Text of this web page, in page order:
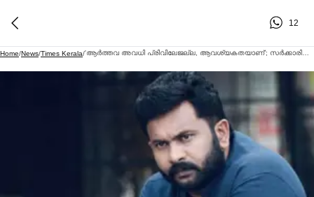
12
Home/News/Times Kerala/